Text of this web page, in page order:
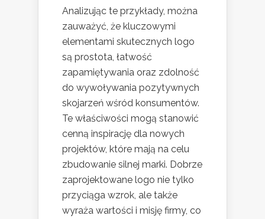
Analizując te przykłady, można
zauważyć, że kluczowymi
elementami skutecznych logo
są prostota, łatwość
zapamiętywania oraz zdolność
do wywoływania pozytywnych
skojarzeń wśród konsumentów.
Te właściwości mogą stanowić
cenną inspirację dla nowych
projektów, które mają na celu
zbudowanie silnej marki. Dobrze
zaprojektowane logo nie tylko
przyciąga wzrok, ale także
wyraża wartości i misję firmy, co